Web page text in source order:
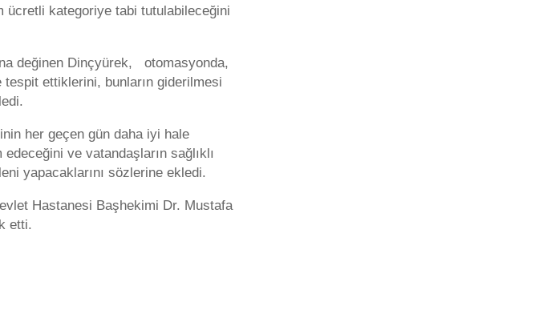
ücretli kategoriye tabi tutulabileceğini
değinen Dinçyürek, otomasyonda,
tespit ettiklerini, bunların giderilmesi
her geçen gün daha iyi hale
ve vatandaşların sağlıklı
yapacaklarını sözlerine ekledi.
Hastanesi Başhekimi Dr. Mustafa
etti.